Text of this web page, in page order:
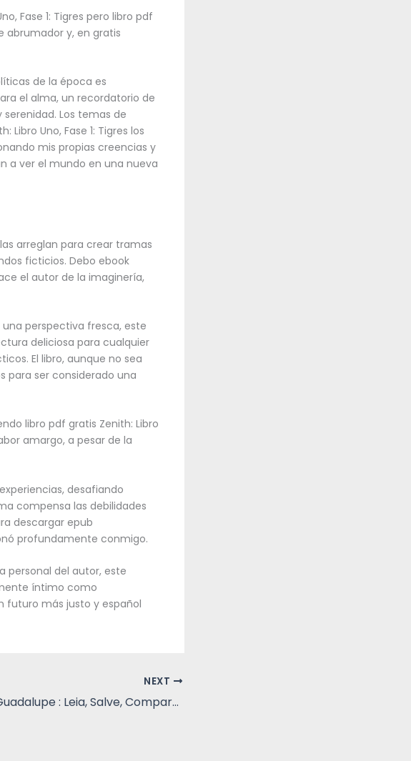
Fase 1: Tigres pero libro pdf
abrumador y, en gratis
de la época es
el alma, un recordatorio de
Los temas de
Uno, Fase 1: Tigres los
mis propias creencias y
a ver el mundo en una nueva
arreglan para crear tramas
ficticios. Debo ebook
el autor de la imaginería,
una perspectiva fresca, este
deliciosa para cualquier
El libro, aunque no sea
para ser considerado una
libro pdf gratis Zenith: Libro
amargo, a pesar de la
desafiando
compensa las debilidades
descargar epub
profundamente conmigo.
personal del autor, este
íntimo como
futuro más justo y español
NEXT
Guadalupe : Leia, Salve, Compartilhe